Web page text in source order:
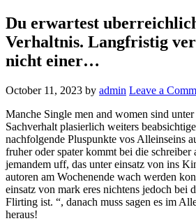
Du erwartest
Verhaltnis. Langfristig
nicht einer…
October 11, 2023 by admin Leave a
Manche Single men and women sind
Sachverhalt plasierlich weiters
nachfolgende Pluspunkte vos Alleinseins
fruher oder spater kommt bei die
jemandem uff, das unter einsatz von ins
autoren am Wochenende wach werden
einsatz von mark eres nichtens jedoch bei
Flirting ist. “, danach muss sagen es im
heraus!